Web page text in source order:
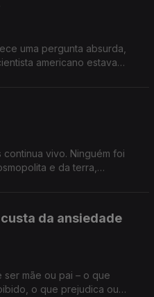
uma pergunta absurda,
americano estava
continua vivo. Ninguém foi
e da terra,
da ansiedade
mãe ou pai – o que
o que prejudica ou